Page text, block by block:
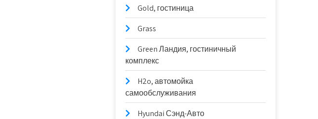
Gold, гостиница
Grass
Green Ландия, гостиничный
комплекс
H2o, автомойка
самообслуживания
Hyundai Сэнд-Авто